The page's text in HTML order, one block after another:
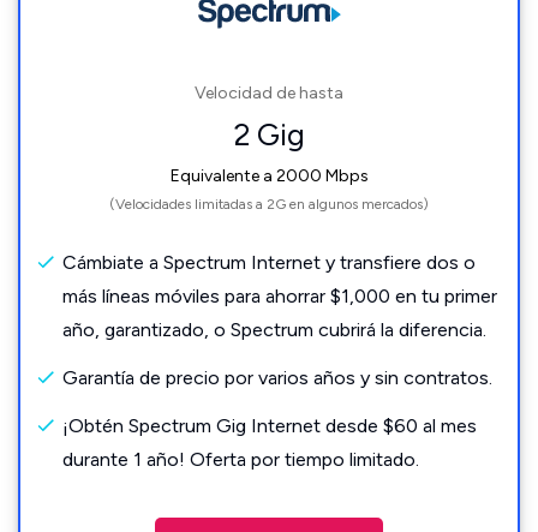
Velocidad de hasta
2 Gig
Equivalente a 2000 Mbps
(Velocidades limitadas a 2G en algunos mercados)
Cámbiate a Spectrum Internet y transfiere dos o
más líneas móviles para ahorrar $1,000 en tu primer
año, garantizado, o Spectrum cubrirá la diferencia.
Garantía de precio por varios años y sin contratos.
¡Obtén Spectrum Gig Internet desde $60 al mes
durante 1 año! Oferta por tiempo limitado.